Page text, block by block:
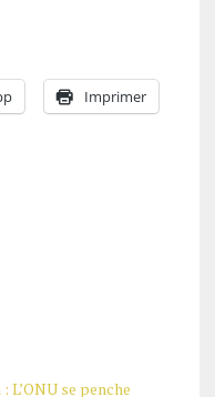
Imprimer
L’ONU se penche